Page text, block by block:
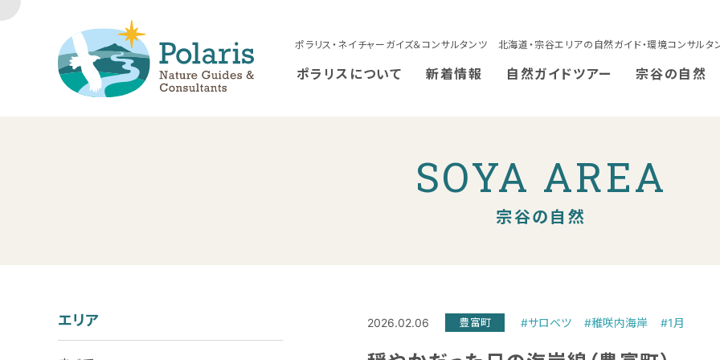
ポラリス・ネイチャーガイズ＆コンサルタンツ 北海道・宗谷エリアの自然ガイド・環境コンサルタ
ポラリスについて 新着情報 自然ガイドツアー 宗谷の自然
SOYA AREA
宗谷の自然
2026.02.06 豊富町 #サロベツ #稚咲内海岸 #1月
エリア